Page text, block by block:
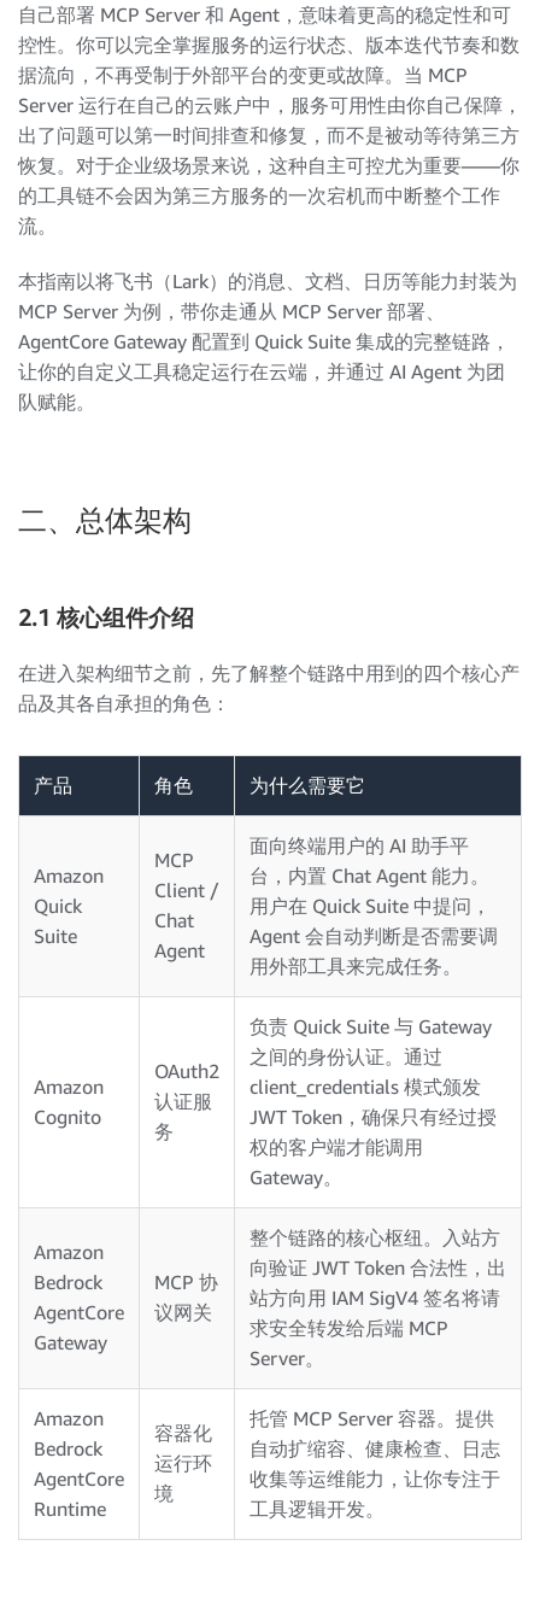
自己部署 MCP Server 和 Agent，意味着更高的稳定性和可
控性。你可以完全掌握服务的运行状态、版本迭代节奏和数
据流向，不再受制于外部平台的变更或故障。当 MCP
Server 运行在自己的云账户中，服务可用性由你自己保障，
出了问题可以第一时间排查和修复，而不是被动等待第三方
恢复。对于企业级场景来说，这种自主可控尤为重要——你
的工具链不会因为第三方服务的一次宕机而中断整个工作
流。
本指南以将飞书（Lark）的消息、文档、日历等能力封装为
MCP Server 为例，带你走通从 MCP Server 部署、
AgentCore Gateway 配置到 Quick Suite 集成的完整链路，
让你的自定义工具稳定运行在云端，并通过 AI Agent 为团
队赋能。
二、总体架构
2.1 核心组件介绍
在进入架构细节之前，先了解整个链路中用到的四个核心产
品及其各自承担的角色：
产品 角色 为什么需要它
Amazon
Quick
Suite
MCP
Client /
Chat
Agent
面向终端用户的 AI 助手平
台，内置 Chat Agent 能力。
用户在 Quick Suite 中提问，
Agent 会自动判断是否需要调
用外部工具来完成任务。
Amazon
Cognito
OAuth2
认证服
务
负责 Quick Suite 与 Gateway
之间的身份认证。通过
client_credentials 模式颁发
JWT Token，确保只有经过授
权的客户端才能调用
Gateway。
Amazon
Bedrock
AgentCore
Gateway
MCP 协
议网关
整个链路的核心枢纽。入站方
向验证 JWT Token 合法性，出
站方向用 IAM SigV4 签名将请
求安全转发给后端 MCP
Server。
Amazon
Bedrock
AgentCore
Runtime
容器化
运行环
境
托管 MCP Server 容器。提供
自动扩缩容、健康检查、日志
收集等运维能力，让你专注于
工具逻辑开发。